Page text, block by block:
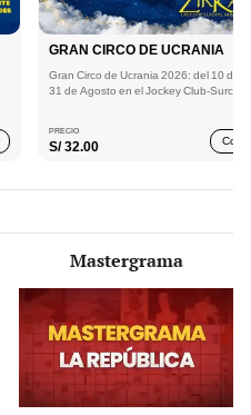
GRAN CIRCO DE UCRANIA
Gran Circo de Ucrania 2026: del 10 de
31 de Agosto en el Jockey Club-Surco
PRECIO
S/32.00
Mastergrama